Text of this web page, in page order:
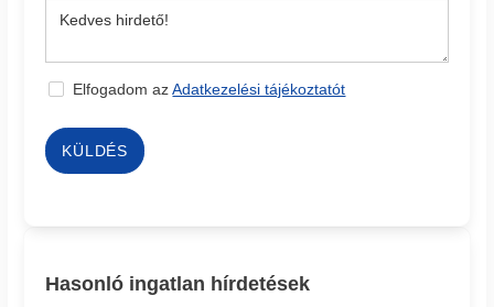
Elfogadom azAdatkezelési tájékoztatót
KÜLDÉS
Hasonló ingatlan hírdetések